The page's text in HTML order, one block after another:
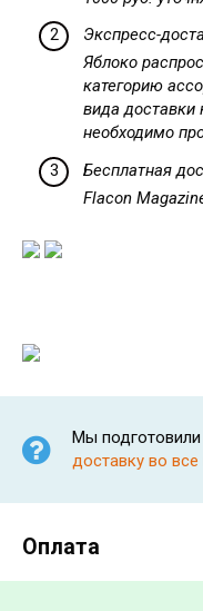
Экспресс-
Яблоко
категорию
вида доставки
необходимо
Бесплатная
Flacon
Мы подготовили
доставку во
Оплата